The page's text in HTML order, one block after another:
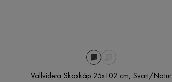
Vallvidera Skoskåp 25x102 cm, Svart/Natur